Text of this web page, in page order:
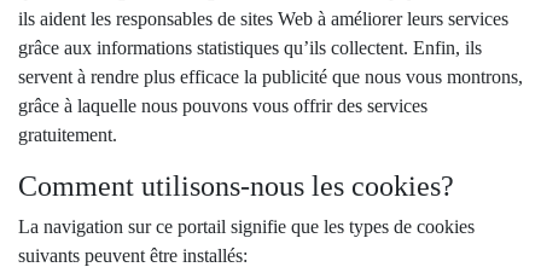
ils aident les responsables de sites Web à améliorer leurs services
grâce aux informations statistiques qu’ils collectent. Enfin, ils
servent à rendre plus efficace la publicité que nous vous montrons,
grâce à laquelle nous pouvons vous offrir des services
gratuitement.
Comment utilisons-nous les cookies?
La navigation sur ce portail signifie que les types de cookies
suivants peuvent être installés: